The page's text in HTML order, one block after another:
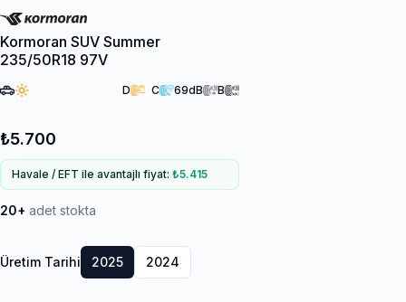
Kormoran SUV Summer
235/50R18 97V
D C 69dB B
₺5.700
Havale / EFT ile avantajlı fiyat: ₺5.415
20+ adet stokta
Üretim Tarihi 2025 2024